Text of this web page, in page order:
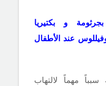
و بكتيريا
عند الأطفال
سبباً مهماً لالتهاب